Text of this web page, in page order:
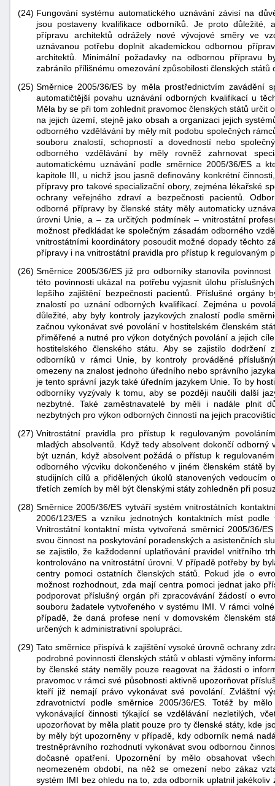
(24) Fungování systému automatického uznávání závisí na
jsou postaveny kvalifikace odborníků. Je proto
přípravu architektů odrážely nové vývojové směry ve
uznávanou potřebu doplnit akademickou odbornou
architektů. Minimální požadavky na odbornou přípravu
zabránilo přílišnému omezování způsobilosti členských
(25) Směrnice 2005/36/ES by měla prostřednictvím zavádění
automatičtější povahu uznávání odborných kvalifikací u
Měla by se při tom zohlednit pravomoc členských států určit
na jejich území, stejně jako obsah a organizaci jejich
odborného vzdělávání by měly mít podobu společných
souboru znalostí, schopností a dovedností nebo
odborného vzdělávání by měly rovněž zahrnovat
automatickému uznávání podle směrnice 2005/36/ES a
kapitole III, u nichž jsou jasně definovány konkrétní
přípravy pro takové specializační obory, zejména lékařské
ochrany veřejného zdraví a bezpečnosti pacientů.
odborné přípravy by členské státy měly automaticky
úrovni Unie, a – za určitých podmínek – vnitrostátní
možnost předkládat ke společným zásadám odborného
vnitrostátními koordinátory posoudit možné dopady těchto
přípravy i na vnitrostátní pravidla pro přístup k regulovaným
(26) Směrnice 2005/36/ES již pro odborníky stanovila
této povinnosti ukázal na potřebu vyjasnit úlohu
lepšího zajištění bezpečnosti pacientů. Příslušné orgány
znalostí po uznání odborných kvalifikací. Zejména u
důležité, aby byly kontroly jazykových znalostí podle
začnou vykonávat své povolání v hostitelském členském
přiměřené a nutné pro výkon dotyčných povolání a jejich
hostitelského členského státu. Aby se zajistilo
odborníků v rámci Unie, by kontroly prováděné
omezeny na znalost jednoho úředního nebo správního
je tento správní jazyk také úředním jazykem Unie. To by
odborníky vyzývaly k tomu, aby se později naučili další
nezbytné. Také zaměstnavatelé by měli i nadále plnit
nezbytných pro výkon odborných činností na jejich
(27) Vnitrostátní pravidla pro přístup k regulovaným
mladých absolventů. Když tedy absolvent dokončí
být uznán, když absolvent požádá o přístup k
odborného výcviku dokončeného v jiném členském státě
studijních cílů a přidělených úkolů stanovených vedoucím
třetích zemích by měl být členskými státy zohledněn při
(28) Směrnice 2005/36/ES vytváří systém vnitrostátních
2006/123/ES a vzniku jednotných kontaktních míst
Vnitrostátní kontaktní místa vytvořená směrnicí 2005/36/
svou činnost na poskytování poradenských a asistenčních
se zajistilo, že každodenní uplatňování pravidel vnitřního
kontrolováno na vnitrostátní úrovni. V případě potřeby by
centry pomoci ostatních členských států. Pokud jde o
možnost rozhodnout, zda mají centra pomoci jednat jako
podporovat příslušný orgán při zpracovávání žádostí o
souboru žadatele vytvořeného v systému IMI. V rámci
případě, že daná profese není v domovském členském
určených k administrativní spolupráci.
(29) Tato směrnice přispívá k zajištění vysoké úrovně ochrany
podrobné povinnosti členských států v oblasti výměny
by členské státy neměly pouze reagovat na žádosti o
pravomoc v rámci své působnosti aktivně upozorňovat
kteří již nemají právo vykonávat své povolání. Zvláštní
zdravotnictví podle směrnice 2005/36/ES. Totéž by
vykonávající činnosti týkající se vzdělávání nezletilých,
upozorňovat by měla platit pouze pro ty členské státy, kde
by měly být upozorněny v případě, kdy odborník nemá
trestněprávního rozhodnutí vykonávat svou odbornou
dočasné opatření. Upozornění by mělo obsahovat
neomezeném období, na něž se omezení nebo zákaz
systém IMI bez ohledu na to, zda odborník uplatnil